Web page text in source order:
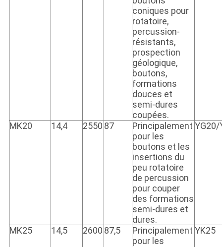
coniques pour
rotatoire,
percussion-
résistants,
prospection
géologique,
boutons,
formations
douces et
semi-dures
coupées.
MK20 14,4 2550 87
Principalement
pour les
boutons et les
insertions du
peu rotatoire
de percussion
pour couper
des formations
semi-dures et
dures.
YG20/
MK25 14,5 2600 87,5
Principalement
pour les
YK25